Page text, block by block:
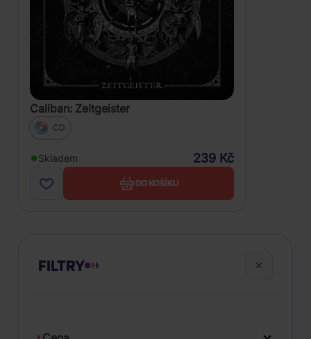
Caliban: Zeitgeister
CD
Skladem 239 Kč
DO KOŠÍKU
FILTRY